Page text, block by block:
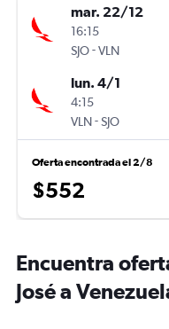
mar. 22/12
16:15
SJO-VLN
lun. 4/1
4:15
VLN-SJO
Oferta encontrada el 2/8
$552
Encuentra
José a